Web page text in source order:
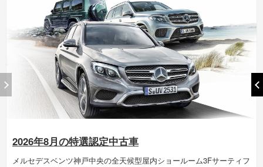
2026年8月の特選認定中古車
メルセデスベンツ神戸中央の全天候型屋内ショールーム3Fサーティフ